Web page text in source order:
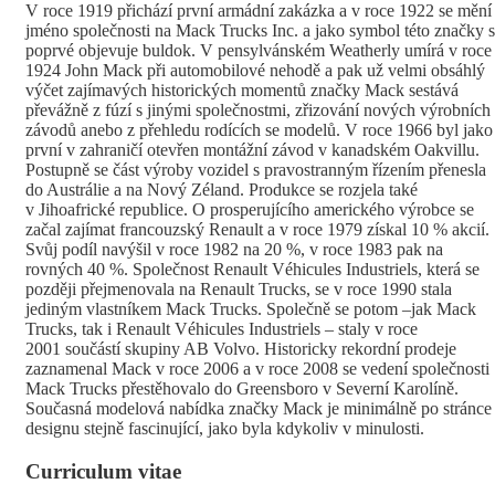
V roce 1919 přichází první armádní zakázka a v roce 1922 se mění
jméno společnosti na Mack Trucks Inc. a jako symbol této značky
poprvé objevuje buldok. V pensylvánském Weatherly umírá v roce
1924 John Mack při automobilové nehodě a pak už velmi obsáhlý
výčet zajímavých historických momentů značky Mack sestává
převážně z fúzí s jinými společnostmi, zřizování nových výrobních
závodů anebo z přehledu rodících se modelů. V roce 1966 byl jako
první v zahraničí otevřen montážní závod v kanadském Oakvillu.
Postupně se část výroby vozidel s pravostranným řízením přenesla
do Austrálie a na Nový Zéland. Produkce se rozjela také
v Jihoafrické republice. O prosperujícího amerického výrobce se
začal zajímat francouzský Renault a v roce 1979 získal 10 % akcií.
Svůj podíl navýšil v roce 1982 na 20 %, v roce 1983 pak na
rovných 40 %. Společnost Renault Véhicules Industriels, která se
později přejmenovala na Renault Trucks, se v roce 1990 stala
jediným vlastníkem Mack Trucks. Společně se potom –jak Mack
Trucks, tak i Renault Véhicules Industriels – staly v roce
2001 součástí skupiny AB Volvo. Historicky rekordní prodeje
zaznamenal Mack v roce 2006 a v roce 2008 se vedení společnosti
Mack Trucks přestěhovalo do Greensboro v Severní Karolíně.
Současná modelová nabídka značky Mack je minimálně po stránce
designu stejně fascinující, jako byla kdykoliv v minulosti.
Curriculum vitae